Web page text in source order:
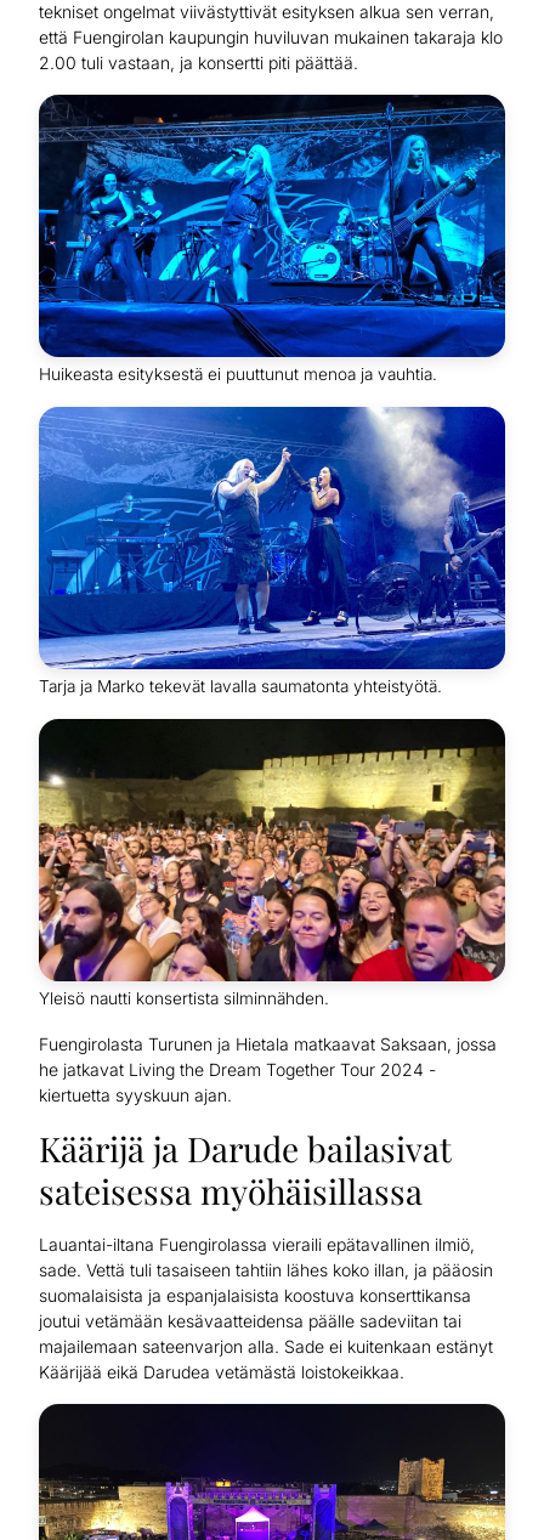
tekniset ongelmat viivästyttivät esityksen alkua sen verran,
että Fuengirolan kaupungin huviluvan mukainen takaraja klo
2.00 tuli vastaan, ja konsertti piti päättää.
Huikeasta esityksestä ei puuttunut menoa ja vauhtia.
Tarja ja Marko tekevät lavalla saumatonta yhteistyötä.
Yleisö nautti konsertista silminnähden.
Fuengirolasta Turunen ja Hietala matkaavat Saksaan, jossa
he jatkavat Living the Dream Together Tour 2024 -
kiertuetta syyskuun ajan.
Käärijä ja Darude bailasivat
sateisessa myöhäisillassa
Lauantai-iltana Fuengirolassa vieraili epätavallinen ilmiö,
sade. Vettä tuli tasaiseen tahtiin lähes koko illan, ja pääosin
suomalaisista ja espanjalaisista koostuva konserttikansa
joutui vetämään kesävaatteidensa päälle sadeviitan tai
majailemaan sateenvarjon alla. Sade ei kuitenkaan estänyt
Käärijää eikä Darudea vetämästä loistokeikkaa.